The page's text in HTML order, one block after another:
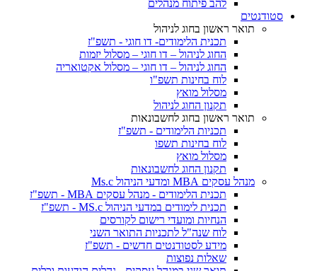
להב פיתוח מנהלים
סטודנטים
תואר ראשון בחוג לניהול
תכנית הלימודים- דו חוגי - תשפ"ז
החוג לניהול – דו חוגי – מסלול יזמות
החוג לניהול – דו חוגי – מסלול אקטואריה
לוח בחינות תשפ"ו
מסלול מואץ
תקנון החוג לניהול
תואר ראשון בחוג לחשבונאות
תכניות הלימודים - תשפ"ז
לוח בחינות תשפו
מסלול מואץ
תקנון החוג לחשבונאות
מנהל עסקים MBA ומדעי הניהול Ms.c
תכנית הלימודים - מנהל עסקים MBA - תשפ"ז
תכנית לימודים במדעי הניהול MS.c - תשפ"ז
הנחיות ומועדי רישום לקורסים
לוח שנה"ל לתכניות התואר השני
מידע לסטודנטים חדשים - תשפ"ז
שאלות נפוצות